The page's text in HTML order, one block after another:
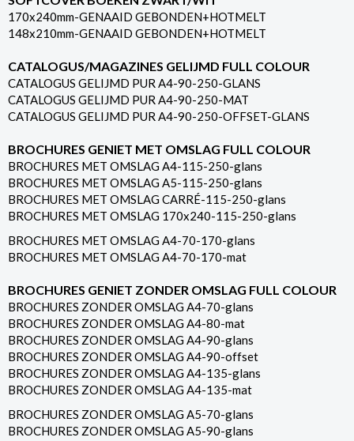
170x240mm-GENAAID GEBONDEN+HOTMELT
148x210mm-GENAAID GEBONDEN+HOTMELT
CATALOGUS/MAGAZINES GELIJMD FULL COLOUR
CATALOGUS GELIJMD PUR A4-90-250-GLANS
CATALOGUS GELIJMD PUR A4-90-250-MAT
CATALOGUS GELIJMD PUR A4-90-250-OFFSET-GLANS
BROCHURES GENIET MET OMSLAG FULL COLOUR
BROCHURES MET OMSLAG A4-115-250-glans
BROCHURES MET OMSLAG A5-115-250-glans
BROCHURES MET OMSLAG CARRÉ-115-250-glans
BROCHURES MET OMSLAG 170x240-115-250-glans
BROCHURES MET OMSLAG A4-70-170-glans
BROCHURES MET OMSLAG A4-70-170-mat
BROCHURES GENIET ZONDER OMSLAG FULL COLOUR
BROCHURES ZONDER OMSLAG A4-70-glans
BROCHURES ZONDER OMSLAG A4-80-mat
BROCHURES ZONDER OMSLAG A4-90-glans
BROCHURES ZONDER OMSLAG A4-90-offset
BROCHURES ZONDER OMSLAG A4-135-glans
BROCHURES ZONDER OMSLAG A4-135-mat
BROCHURES ZONDER OMSLAG A5-70-glans
BROCHURES ZONDER OMSLAG A5-90-glans